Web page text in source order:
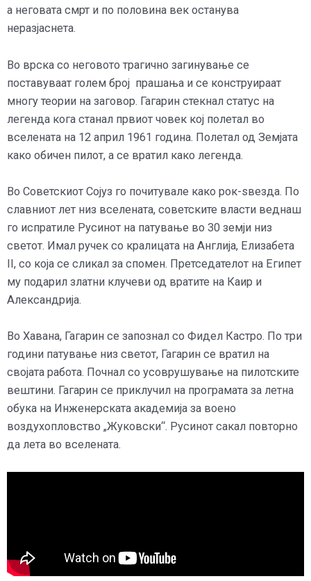
а неговата смрт и по половина век останува
неразјаснета.
Во врска со неговото трагично загинување се
поставуваат голем број прашања и се конструираат
многу теории на заговор. Гагарин стекнал статус на
легенда кога станал првиот човек кој полетал во
вселената на 12 април 1961 година. Полетал од Земјата
како обичен пилот, а се вратил како легенда.
Во Советскиот Сојуз го почитувале како рок-ѕвезда. По
славниот лет низ вселената, советските власти веднаш
го испратиле Русинот на патување во 30 земји низ
светот. Имал ручек со кралицата на Англија, Елизабета
II, со која се сликал за спомен. Претседателот на Египет
му подарил златни клучеви од вратите на Каир и
Александрија.
Во Хавана, Гагарин се запознал со Фидел Кастро. По три
години патување низ светот, Гагарин се вратил на
својата работа. Почнал со усоврушување на пилотските
вештини. Гагарин се приклучил на програмата за летна
обука на Инженерската академија за воено
воздухопловство „Жуковски“. Русинот сакал повторно
да лета во вселената.